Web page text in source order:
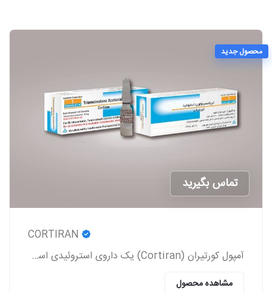
محصول جدید
تماس بگیرید
آمپول کورتیران (Cortiran) یک داروی استروئیدی است که معمولاً برای درمان التهاب و درد ناشی از شرایط مختلف پزشکی استفاده می‌شود.
مشاهده محصول